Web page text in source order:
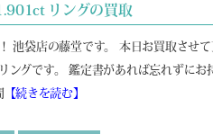
リングの買取
池袋店の藤堂です。 本日お買取させ
ングです。 鑑定書があれば忘れずに
【続きを読む】